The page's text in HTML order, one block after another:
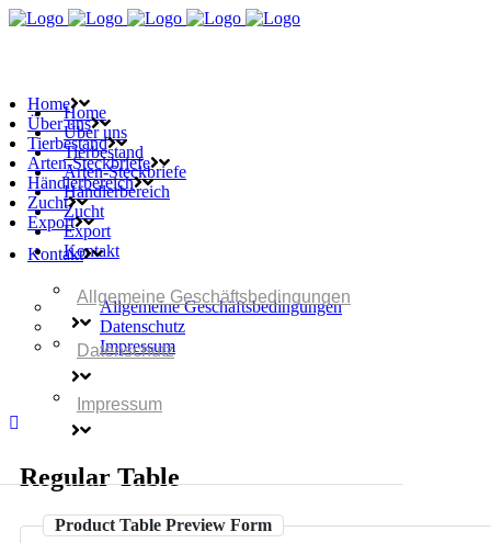
Home
Über uns
Tierbestand
Arten-Steckbriefe
Händlerbereich
Zucht
Export
Kontakt
Allgemeine Geschäftsbedingungen
Datenschutz
Impressum
Home
Über uns
Tierbestand
Arten-Steckbriefe
Händlerbereich
Zucht
Export
Kontakt
Allgemeine Geschäftsbedingungen
Datenschutz
Impressum
Regular Table
Product Table Preview Form